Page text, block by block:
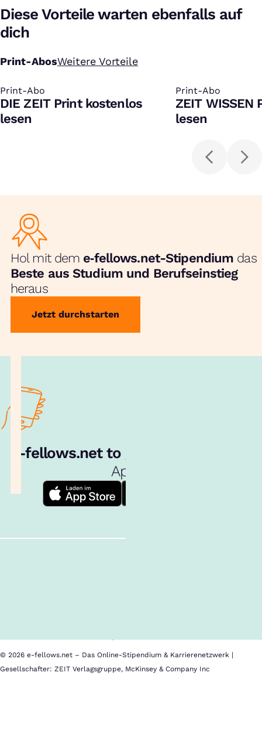
Diese Vorteile warten ebenfalls auf
dich
Print-AbosWeitere Vorteile
Print-Abo
:
DIE ZEIT Print kostenlos
lesen
Print-Abo
:
ZEIT
lesen
Hol mit dem e‑fellows.net-Stipendium das
Beste aus Studium und Berufseinstieg
heraus
Jetzt durchstarten
e‑fellows.net to go:
App!
© 2026 e-fellows.net – Das Online-Stipendium & Karrierenetzwerk |
Gesellschafter: ZEIT Verlagsgruppe, McKinsey & Company Inc